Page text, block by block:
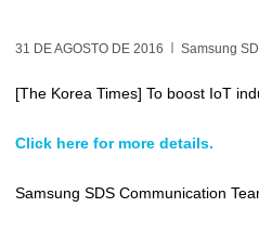
31 DE AGOSTO DE 2016 Samsung
[The Korea Times] To boost IoT
Click here for more details.
Samsung SDS Communication